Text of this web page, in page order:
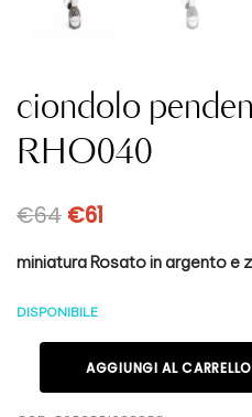
ciondolo
RHO040
€64 €61
miniatura Rosato in argento e
DISPONIBILE
AGGIUNGI AL CARRELLO